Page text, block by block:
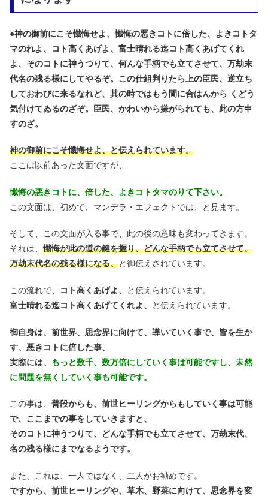
●神の御前にこそ懺悔せよ、懺悔の悪きコトに倍した、よきコトタ
マのれよ、コト高くあげよ、富士晴れる迄コト高くあげてくれ
よ、そのコトに神うつりて、何んな手柄でも立てさせて、万劫末
代名の残る様にしてやるぞ。この仕組判りたら上の臣民、逆立ち
しておわびに来るなれど、其の時ではもう間に合はんから くどう
気付けてゐるのざぞ。臣民、かわいから嫌がられても、此の方申
すのざ。
神の御前にこそ懺悔せよ、と伝えられています。
ここは以前あった文面ですが、
懺悔の悪きコトに、倍した、よきコトタマのりて下さい。
この文面は、初めて、マンデラ・エフェクトでは、と見ます。
そして、この文面が入る事で、此の後の意味も変わってきます。
それは、懺悔が此の道の鍵を握り、どんな手柄でも立てさせて、
万劫末代名の残る様になる、と御伝えされています。
この流れで、 コト高くあげよ、
と伝えられています。
富士晴れる迄コト高くあげてくれよ、
と伝えられています。
御自身は、前世界、思念界に向けて、導いていく事で、皆を生か
す、悪きコトに倍した事、
実際には、
もっと数千、数万倍にしていく事は可能ですし、未然
に問題を無くしていく事も可能です。
この事は、 普段からも、前世ヒーリングからもしていく事は可能
で、ここまでの事をしていきますと、
そのコトに神うつりて、どんな手柄でも立てさせて、万劫末代、
名の残る様にまでなるようです。
また、これは、一人ではなく、二人がお勧めです。
ですから、前世ヒーリングや、草木、野菜に向けて、思念界を変